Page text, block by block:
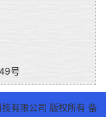
号
有限公司 版权所有 备